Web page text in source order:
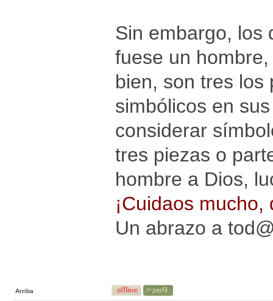
Sin embargo, los
fuese un
bien, son tres los
simbólicos en
considerar
tres piezas o
hombre a Dios,
¡Cuidaos
Un abrazo a
Arriba